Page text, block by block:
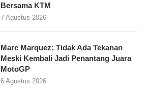
Bersama KTM
7 Agustus 2026
Marc Marquez: Tidak Ada Tekanan
Meski Kembali Jadi Penantang Juara
MotoGP
6 Agustus 2026